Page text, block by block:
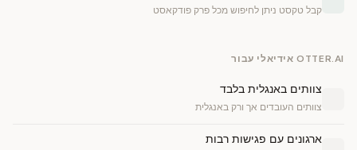
קבל טקסט ניתן לחיפוש מכל פרק פודקאסט
OTTER.AI אידיאלי עבור
צוותים באנגלית בלבד
צוותים העובדים אך ורק באנגלית
ארגונים עם פגישות רבות